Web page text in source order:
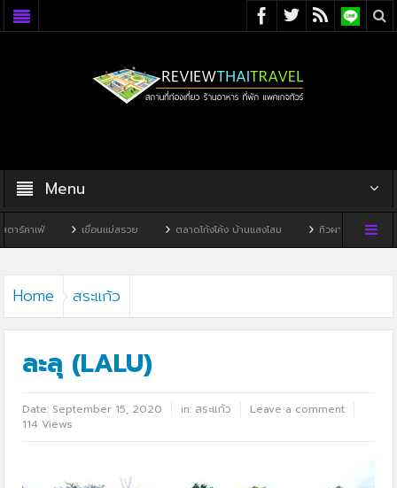
Menu
เขื่อนแม่สรวย ตลาดโก้งโค้ง บ้านแสงโสม ทิวผาคาเฟ่ บ้านพิพิธภัณฑ์
Home สระแก้ว
ละลุ (LALU)
Date: September 15, 2020 in: สระแก้ว
Leave a comment
114 Views